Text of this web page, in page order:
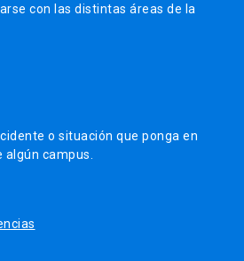
con las distintas áreas de la
o situación que ponga en
algún campus.